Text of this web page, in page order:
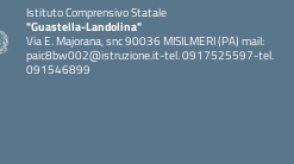
Istituto Comprensivo Statale
"Guastella-Landolina"
Via E. Majorana, snc 90036 MISILMERI (PA) mail:
paic8bw002@istruzione.it-tel. 0917525597-tel.
091546899